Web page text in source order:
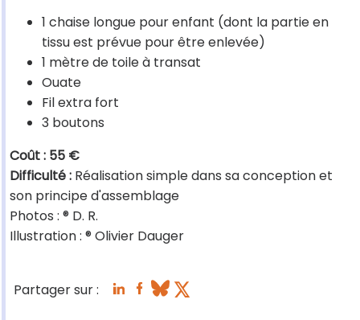
1 chaise longue pour enfant (dont la partie en
tissu est prévue pour être enlevée)
1 mètre de toile à transat
Ouate
Fil extra fort
3 boutons
Coût : 55 €
Difficulté : Réalisation simple dans sa conception et
son principe d'assemblage
Photos : ® D. R.
Illustration : ® Olivier Dauger
Partager sur :